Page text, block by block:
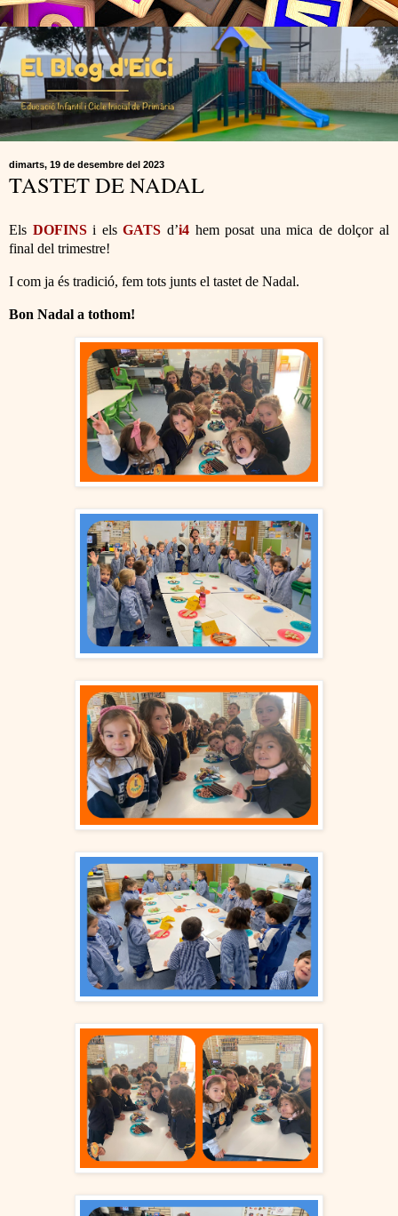
dimarts, 19 de desembre del 2023
TASTET DE NADAL
Els DOFINSi elsGATS d’i4hem posat una mica de dolçor al
final del trimestre!
I com ja és tradició, fem tots junts el tastet de Nadal.
Bon Nadal a tothom!